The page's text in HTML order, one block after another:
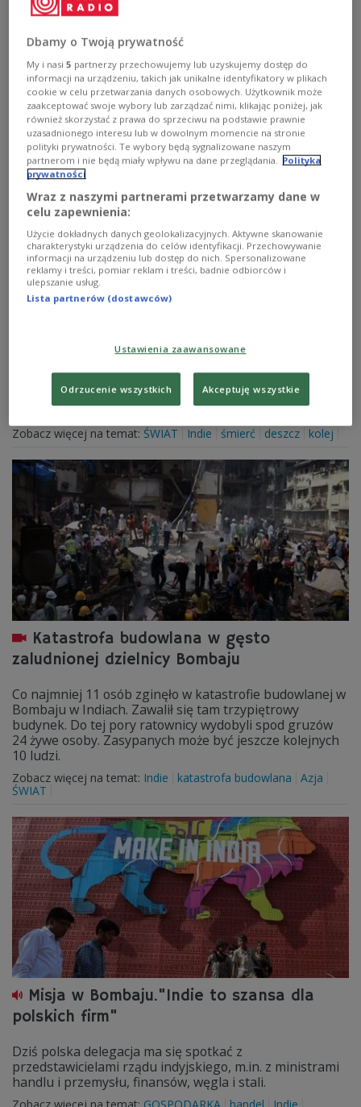
znajdującej się tam finansowej stolicy kraju - Bombaju.
Ewakuowano około 10 tysięcy mieszkańców. Wśród nich
jest także około dwustu zakażonych koronawirusem
pacjentów stołecznego szpitala.
Zobacz więcej na temat:ŚWIAT koronawirus Indie
wiatr
Azja kataklizmy
ofiary śmiertelne
stacji kolejowej w Bombaju w zachodnich Indiach. Ponad
30 osób zostało ciężko rannych.
Zobacz więcej na temat: ŚWIAT Indie śmierć deszcz kolej
Katastrofa budowlana w gęsto
zaludnionej dzielnicy Bombaju
Co najmniej 11 osób zginęło w katastrofie budowlanej w
Bombaju w Indiach. Zawalił się tam trzypiętrowy
budynek. Do tej pory ratownicy wydobyli spod gruzów
24 żywe osoby. Zasypanych może być jeszcze kolejnych
10 ludzi.
Zobacz więcej na temat: Indie katastrofa budowlana
Azja
ŚWIAT
Misja w Bombaju."Indie to szansa dla
polskich firm"
Dziś polska delegacja ma się spotkać z
przedstawicielami rządu indyjskiego, m.in. z ministrami
handlu i przemysłu, finansów, węgla i stali.
Dbamy o Twoją prywatność
My i nasi5 partnerzy przechowujemy lub uzyskujemy dostęp do
informacji na urządzeniu, takich jak unikalne identyfikatory w plikach
cookie w celu przetwarzania danych osobowych. Użytkownik może
zaakceptować swoje wybory lub zarządzać nimi, klikając poniżej, jak
również skorzystać z prawa do sprzeciwu na podstawie prawnie
uzasadnionego interesu lub w dowolnym momencie na stronie
polityki prywatności. Te wybory będą sygnalizowane naszym
partnerom i nie będą miały wpływu na dane przeglądania.
Polityka
prywatności
Wraz z naszymi partnerami przetwarzamy dane w
celu zapewnienia:
Użycie dokładnych danych geolokalizacyjnych. Aktywne skanowanie
charakterystyki urządzenia do celów identyfikacji. Przechowywanie
informacji na urządzeniu lub dostęp do nich. Spersonalizowane
reklamy i treści, pomiar reklam i treści, badnie odbiorców i
ulepszanie usług.
Lista partnerów (dostawców)
Ustawienia zaawansowane
Odrzucenie wszystkich Akceptuję wszystkie